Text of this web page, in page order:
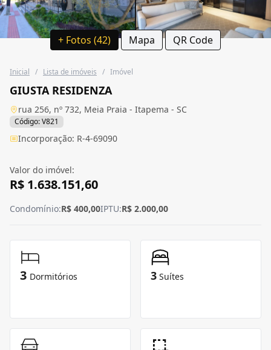
+ Fotos (42) Mapa QR Code
Inicial / Lista de imóveis / Imóvel
GIUSTA RESIDENZA
rua 256, nº 732, Meia Praia - Itapema - SC
Código: V821
Incorporação: R-4-69090
Valor do imóvel:
R$ 1.638.151,60
Condomínio:R$ 400,00IPTU:R$ 2.000,00
3 Dormitórios 3 Suítes